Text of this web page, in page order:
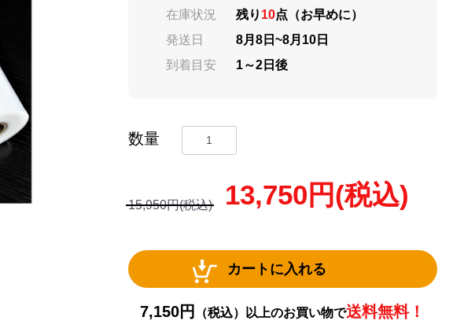
在庫状況
残り 10点（お早めに）
発送日
8月8日~8月10日
到着目安
1～2日後
数量
15,950円(税込) 13,750 円(税込)
カートに入れる
7,150円 （税込）以上のお買い物で送料無料！